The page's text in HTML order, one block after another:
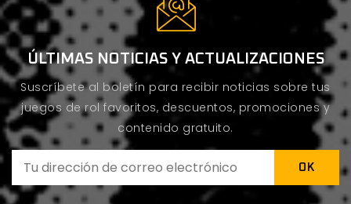
ÚLTIMAS NOTICIAS Y ACTUALIZACIONES
Suscríbete al boletín para recibir noticias sobre tus
juegos de rol favoritos, descuentos, promociones y
contenido gratuito.